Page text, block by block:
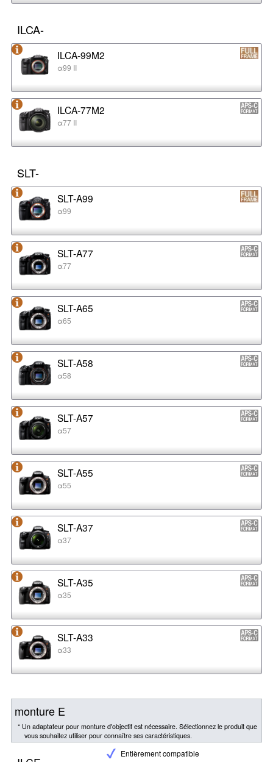
ILCA-
ILCA-99M2
α99 II
ILCA-77M2
α77 II
SLT-
SLT-A99
α99
SLT-A77
α77
SLT-A65
α65
SLT-A58
α58
SLT-A57
α57
SLT-A55
α55
SLT-A37
α37
SLT-A35
α35
SLT-A33
α33
monture E
* Un adaptateur pour monture d'objectif est nécessaire. Sélectionnez le produit que
vous souhaitez utiliser pour connaître ses caractéristiques.
Entièrement compatible